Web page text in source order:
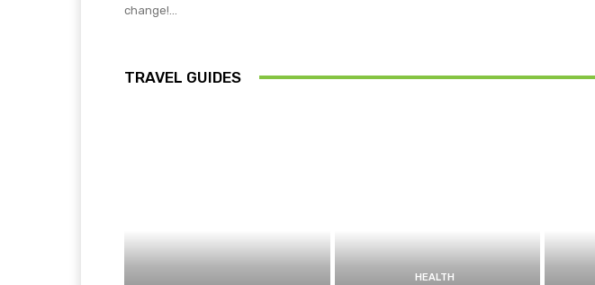
change!...
TRAVEL GUIDES
HEALTH